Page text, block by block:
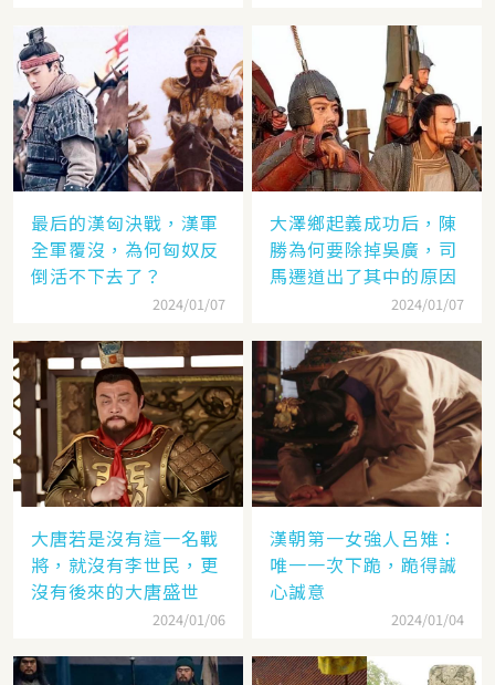
最后的漢匈決戰，漢軍
全軍覆沒，為何匈奴反
倒活不下去了？
2024/01/07
大澤鄉起義成功后，陳
勝為何要除掉吳廣，司
馬遷道出了其中的原因
2024/01/07
大唐若是沒有這一名戰
將，就沒有李世民，更
沒有後來的大唐盛世
2024/01/06
漢朝第一女強人呂雉：
唯一一次下跪，跪得誠
心誠意
2024/01/04